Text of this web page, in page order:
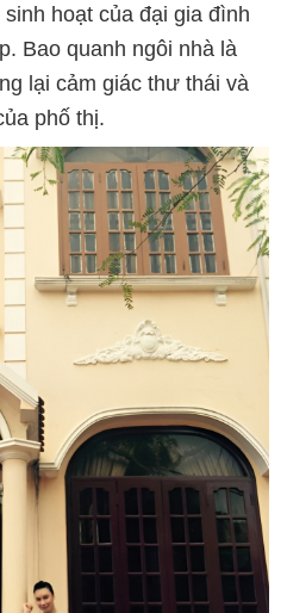
hoạt của đại gia đình
Bao quanh ngôi nhà là
lại cảm giác thư thái và
phố thị.